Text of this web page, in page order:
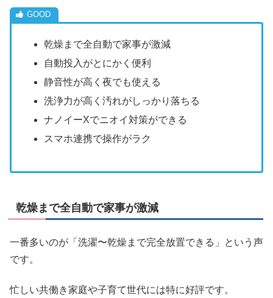
乾燥まで全自動で家事が激減
自動投入がとにかく便利
静音性が高く夜でも使える
洗浄力が高く汚れがしっかり落ちる
ナノイーXでニオイ対策ができる
スマホ連携で操作がラク
乾燥まで全自動で家事が激減
一番多いのが「洗濯〜乾燥まで完全放置できる」という声
です。
忙しい共働き家庭や子育て世代には特に好評です。